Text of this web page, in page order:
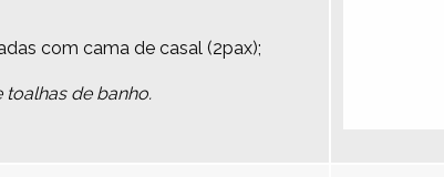
com cama de casal (2pax);
de banho.